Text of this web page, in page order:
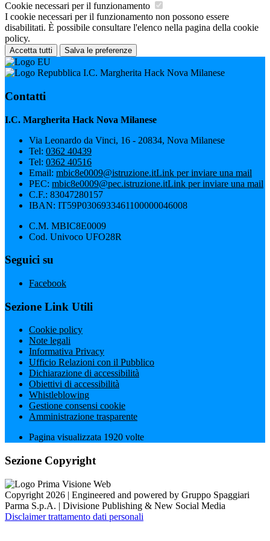
Cookie necessari per il funzionamento
I cookie necessari per il funzionamento non possono essere
disabilitati. È possibile consultare l'elenco nella pagina della cookie
policy.
Accetta tutti Salva le preferenze
I.C. Margherita Hack Nova Milanese
Contatti
I.C. Margherita Hack Nova Milanese
Via Leonardo da Vinci, 16 - 20834, Nova Milanese
Tel: 0362 40439
Tel: 0362 40516
Email: mbic8e0009@istruzione.itLink per inviare una mail
PEC: mbic8e0009@pec.istruzione.itLink per inviare una mail
C.F.: 83047280157
IBAN: IT59P0306933461100000046008
C.M. MBIC8E0009
Cod. Univoco UFO28R
Seguici su
Facebook
Sezione Link Utili
Cookie policy
Note legali
Informativa Privacy
Ufficio Relazioni con il Pubblico
Dichiarazione di accessibilità
Obiettivi di accessibilità
Whistleblowing
Gestione consensi cookie
Amministrazione trasparente
Pagina visualizzata 1920 volte
Sezione Copyright
Copyright 2026 | Engineered and powered by Gruppo Spaggiari
Parma S.p.A. | Divisione Publishing & New Social Media
Disclaimer trattamento dati personali